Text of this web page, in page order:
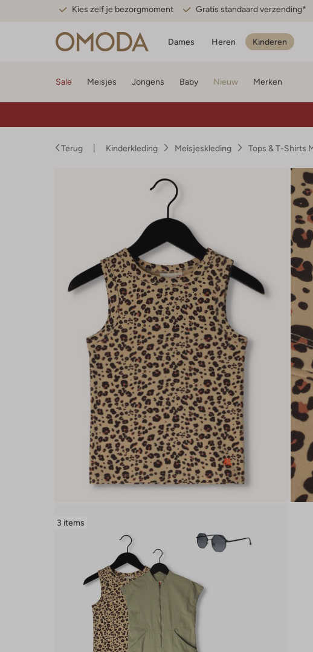
Kies zelf je bezorgmoment Gratis standaard verzending*
Dames Heren Kinderen
Sale Meisjes Jongens Baby Nieuw Merken
Terug Kinderkleding Meisjeskleding Tops & T-Shirts
3 items